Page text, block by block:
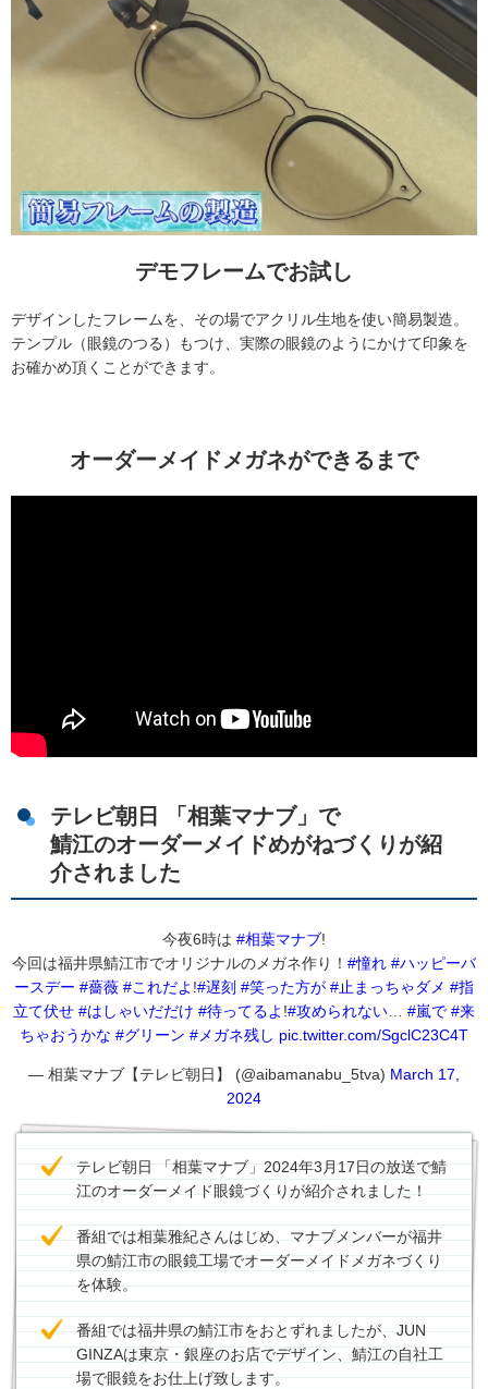
デモフレームでお試し
デザインしたフレームを、その場でアクリル生地を使い簡易製造。
テンプル（眼鏡のつる）もつけ、実際の眼鏡のようにかけて印象を
お確かめ頂くことができます。
オーダーメイドメガネができるまで
テレビ朝日 「相葉マナブ」で
鯖江のオーダーメイドめがねづくりが紹
介されました
今夜6時は #相葉マナブ!
今回は福井県鯖江市でオリジナルのメガネ作り！ #憧れ #ハッピーバ
ースデー #薔薇 #これだよ !#遅刻 #笑った方が #止まっちゃダメ #指
立て伏せ #はしゃいだだけ #待ってるよ !#攻められない… #嵐で #来
ちゃおうかな #グリーン #メガネ残し pic.twitter.com/SgclC23C4T
— 相葉マナブ【テレビ朝日】 (@aibamanabu_5tva) March 17,
2024
テレビ朝日 「相葉マナブ」2024年3月17日の放送で鯖
江のオーダーメイド眼鏡づくりが紹介されました！
番組では相葉雅紀さんはじめ、マナブメンバーが福井
県の鯖江市の眼鏡工場でオーダーメイドメガネづくり
を体験。
番組では福井県の鯖江市をおとずれましたが、JUN
GINZAは東京・銀座のお店でデザイン、鯖江の自社工
場で眼鏡をお仕上げ致します。